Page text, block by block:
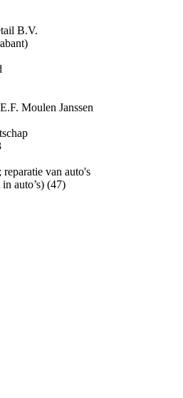
B.V.
Moulen Janssen
van auto's
auto’s) (47)